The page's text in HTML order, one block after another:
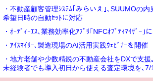
・不動産顧客管理ｼｽﾃﾑ｢みらいえ｣､SUUMOの
希望日時の自動ｾｯﾄに対応
・ｵｰﾃﾞｨｰｴｽ､業務効率化ｱﾌﾟﾘ｢NFCｵﾌﾟﾃｨﾏｲｻﾞｰ｣
・ｱｲｽﾏｲﾘｰ､製造現場のAI活用実践ｳｪﾋﾞﾅｰを開催
・地方老舗や少数精鋭の不動産会社をDXで支援
未経験者でも導入初日から使える査定環境を､